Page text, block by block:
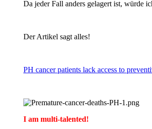
Da jeder Fall anders gelagert ist, würde
Der Artikel sagt alles!
PH cancer patients lack access to
I am multi-talented!